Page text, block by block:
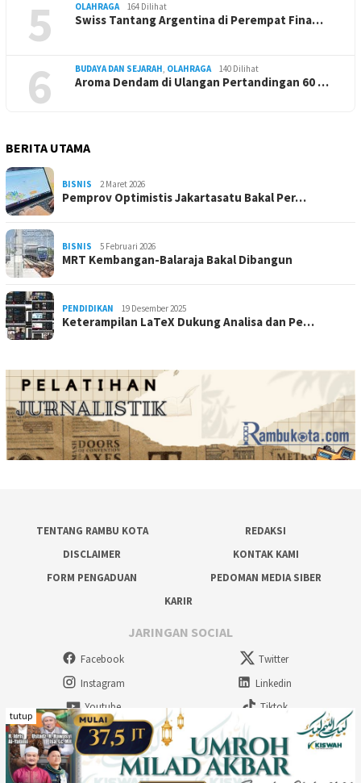
5 OLAHRAGA 164 Dilihat
Swiss Tantang Argentina di Perempat Fina…
6 BUDAYA DAN SEJARAH OLAHRAGA 140 Dilihat
Aroma Dendam di Ulangan Pertandingan 60 …
BERITA UTAMA
BISNIS 2 Maret 2026
Pemprov Optimistis Jakartasatu Bakal Per…
BISNIS 5 Februari 2026
MRT Kembangan-Balaraja Bakal Dibangun
PENDIDIKAN 19 Desember 2025
Keterampilan LaTeX Dukung Analisa dan Pe…
TENTANG RAMBU KOTA
REDAKSI
DISCLAIMER
KONTAK KAMI
FORM PENGADUAN
PEDOMAN MEDIA SIBER
KARIR
JARINGAN SOCIAL
Facebook
Twitter
Instagram
Linkedin
Youtube
Tiktok
Rambu Kota Multimedia - 2026
tutup